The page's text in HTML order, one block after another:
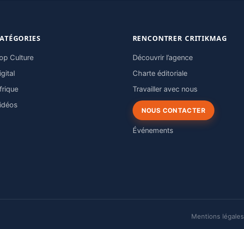
Culture
RENCONTRER CRITIKMAG
Découvrir l’agence
Charte éditoriale
Travailler avec nous
NOUS CONTACTER
Événements
Mentions légales